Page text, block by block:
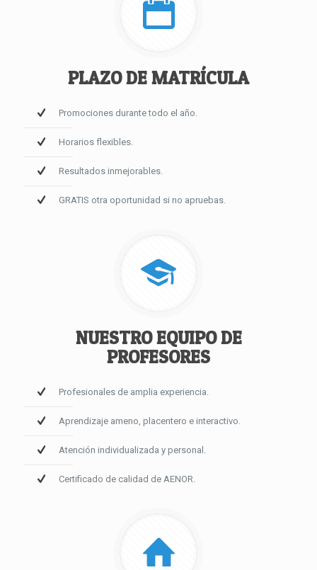
PLAZO DE MATRÍCULA
Promociones durante todo el año.
Horarios flexibles.
Resultados inmejorables.
GRATIS otra oportunidad si no apruebas.
NUESTRO EQUIPO DE
PROFESORES
Profesionales de amplia experiencia.
Aprendizaje ameno, placentero e interactivo.
Atención individualizada y personal.
Certificado de calidad de AENOR.